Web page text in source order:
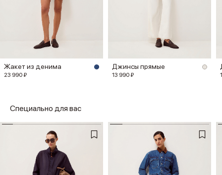
Жакет из денима
23 990 ₽
Джинсы прямые
13 990 ₽
Специально для вас